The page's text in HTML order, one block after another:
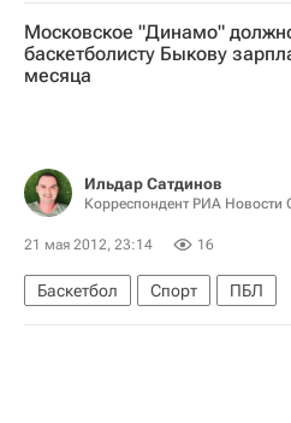
Московское "Динамо"
баскетболисту Быкову
месяца
Ильдар Сатдинов
Корреспондент РИА Новости
21 мая 2012, 23:14 16
Баскетбол Спорт
ПБЛ
Динамо Мск (муж.)
Сергей